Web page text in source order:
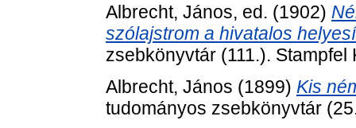
Albrecht, János, ed. (1902)
szólajstrom a hivatalos
zsebkönyvtár (111.). Stampfel
Albrecht, János (1899) Kis
tudományos zsebkönyvtár